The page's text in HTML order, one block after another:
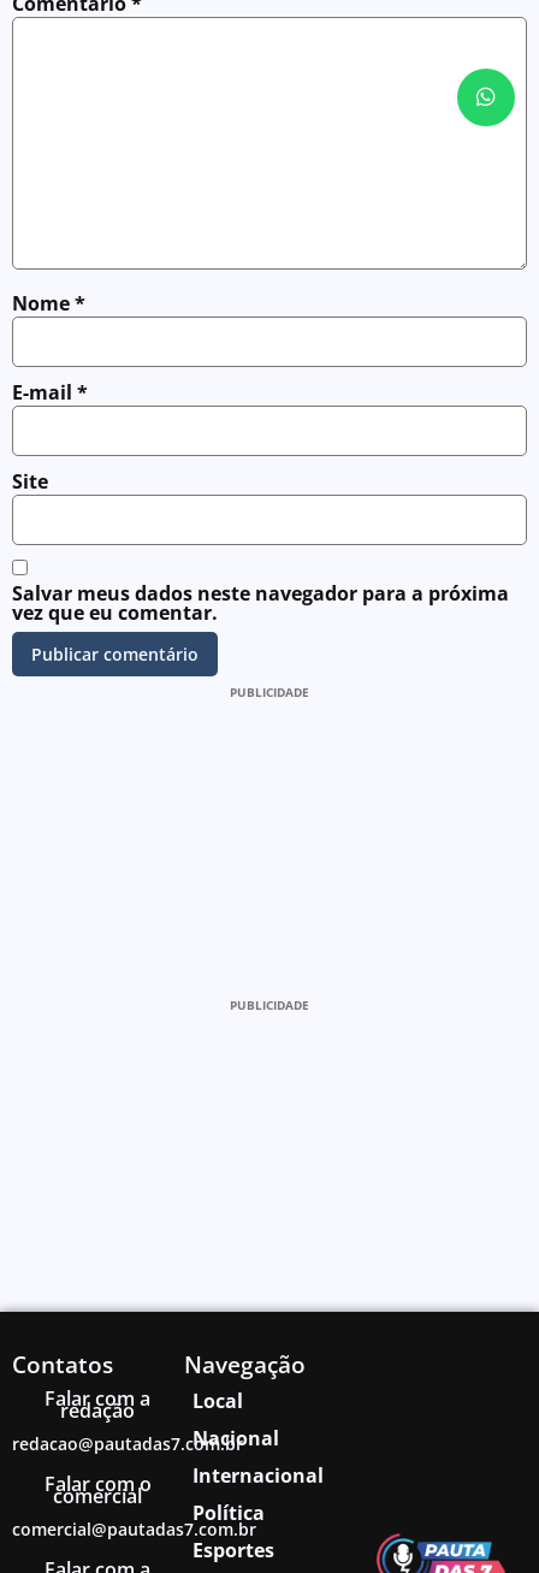
Nome*
E-mail *
Site
Salvar meus dados neste navegador para a próxima
vez que eu comentar.
PUBLICIDADE
PUBLICIDADE
Contatos
Falar com a
redação
redacao@pautadas7.com.br
Falar com o
comercial
comercial@pautadas7.com.br
Navegação
Local
Nacional
Internacional
Política
Esportes